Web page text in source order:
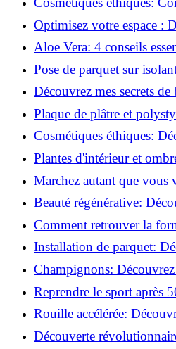
routine beauté!
Optimisez votre espace :
rampant à portes
Aloe Vera: 4 conseils
parfait!
Pose de parquet sur
pour un sol parfait!
Découvrez mes secrets
vertus du raisin!
Plaque de plâtre et
à les coller efficacement!
Cosmétiques éthiques:
transformer votre routine
Plantes d'intérieur et
meilleures pour votre
Marchez autant que vous
pourquoi c'est bénéfique!
Beauté régénérative:
révolutionnaire de la
Comment retrouver la
de blessure: Techniques
Installation de parquet:
essentielles à respecter!
Champignons:
pouvoirs antioxydants!
Reprendre le sport après
meilleures méthodes!
Rouille accélérée:
la corrosion en déco
Découverte